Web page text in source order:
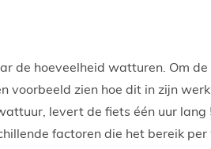
de hoeveelheid watturen. Om
voorbeeld zien hoe dit in zijn
levert de fiets één uur
factoren die het bereik